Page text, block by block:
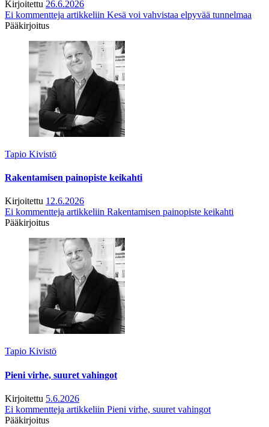
Kirjoitettu 26.6.2026
Ei kommentteja artikkeliin Kesä voi vahvistaa elpyvää tunnelmaa
Pääkirjoitus
Tapio Kivistö
Rakentamisen painopiste keikahti
Kirjoitettu 12.6.2026
Ei kommentteja artikkeliin Rakentamisen painopiste keikahti
Pääkirjoitus
Tapio Kivistö
Pieni virhe, suuret vahingot
Kirjoitettu 5.6.2026
Ei kommentteja artikkeliin Pieni virhe, suuret vahingot
Pääkirjoitus